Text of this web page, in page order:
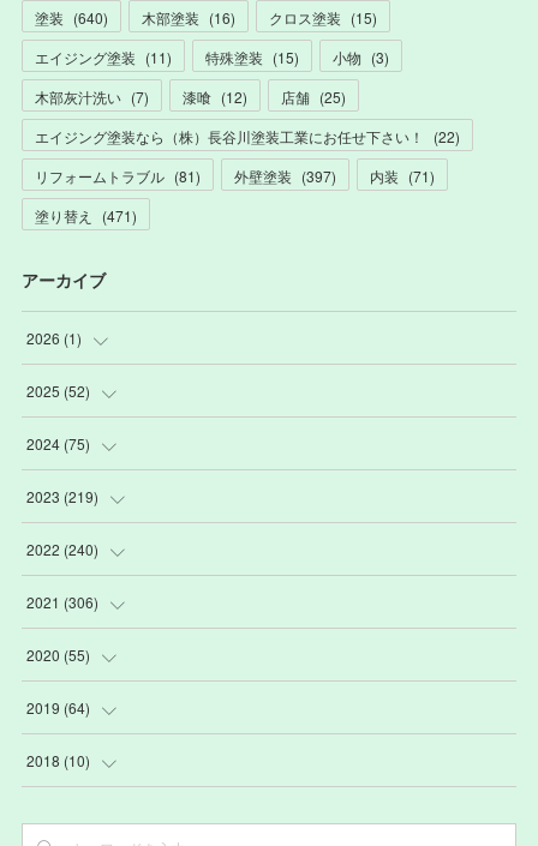
塗装 (640) 木部塗装 (16) クロス塗装 (15)
エイジング塗装 (11) 特殊塗装 (15) 小物 (3)
木部灰汁洗い (7) 漆喰 (12) 店舗 (25)
エイジング塗装なら（株）長谷川塗装工業にお任せ下さい！
(22)
リフォームトラブル (81) 外壁塗装 (397) 内装 (71)
塗り替え
(471)
アーカイブ
2026 (1)
(1
2025 (52)
(3
(2)
(6)
(22
2024 (75)
(9)
(13
(12
(1
2023 (219)
(20
(18
(15
(13
2022 (240)
(21
(20 )
(20
(20
2021 (306)
(24 )
(26 )
(23
2020 (55)
(3
(2
2019 (64)
(3
2018 (10)